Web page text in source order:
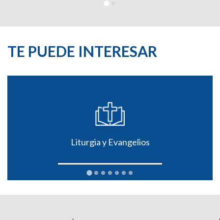
TE PUEDE INTERESAR
Liturgia y Evangelios